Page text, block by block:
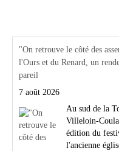
"On retrouve le côté des
l'Ours et du Renard, un
pareil
7 août 2026
Au sud de la
Villeloin-
édition du
l'ancienne